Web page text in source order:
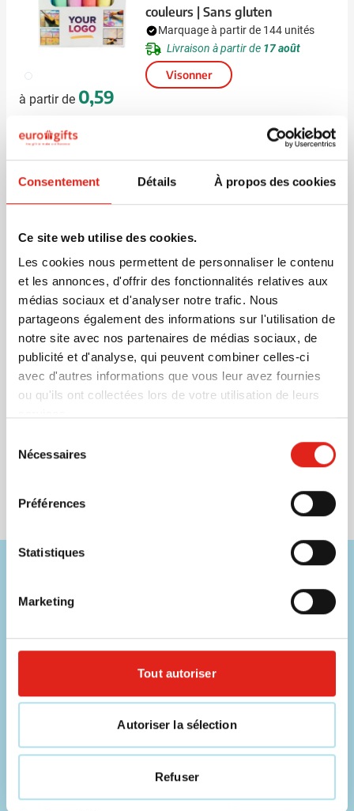
Consentement Détails À propos des cookies
Ce site web utilise des cookies.
Les cookies nous permettent de personnaliser le contenu
et les annonces, d'offrir des fonctionnalités relatives aux
médias sociaux et d'analyser notre trafic. Nous
partageons également des informations sur l'utilisation de
notre site avec nos partenaires de médias sociaux, de
publicité et d'analyse, qui peuvent combiner celles-ci
avec d'autres informations que vous leur avez fournies
ou qu'ils ont collectées lors de votre utilisation de leurs
Nécessaires
Préférences
Statistiques
Marketing
Tout autoriser
Autoriser la sélection
Refuser
009
à partir de 0,59
couleurs | Sans gluten
Marquage à partir de 144 unités
Livraison à partir de 17 août
Visonner
à partir dePrix normal
0,80 Prix spécial
0,49
Craies de trottoir Quattro | 4
couleurs | En boîte en carton
009
Eco
Set de craies de cire Tubo | 30
couleurs | En étui en carton
Nos commerciaux sont disponibles sur les coordonnées ci-
Téléphone
056 31 39 91
Chat
Contacter un collaborateur
info@eurogifts.be